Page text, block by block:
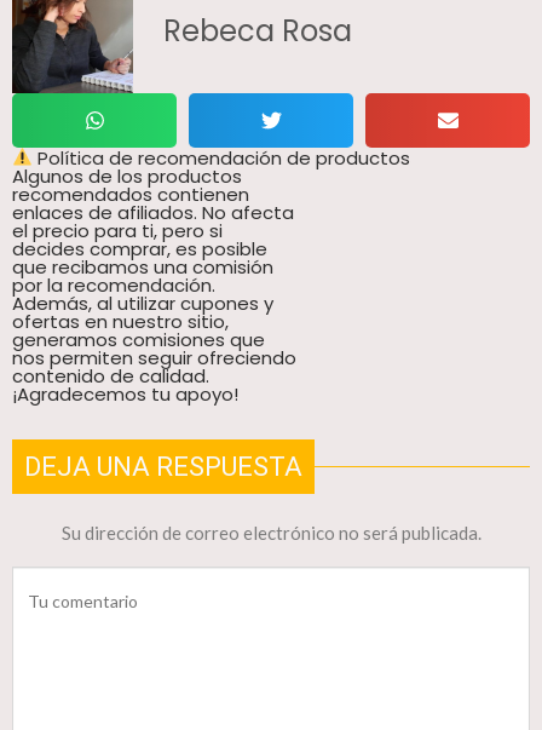
Rebeca Rosa
Política de recomendación de productos
Algunos de los productos
recomendados contienen
enlaces de afiliados. No afecta
el precio para ti, pero si
decides comprar, es posible
que recibamos una comisión
por la recomendación.
Además, al utilizar cupones y
ofertas en nuestro sitio,
generamos comisiones que
nos permiten seguir ofreciendo
contenido de calidad.
¡Agradecemos tu apoyo!
DEJA UNA RESPUESTA
Su dirección de correo electrónico no será publicada.